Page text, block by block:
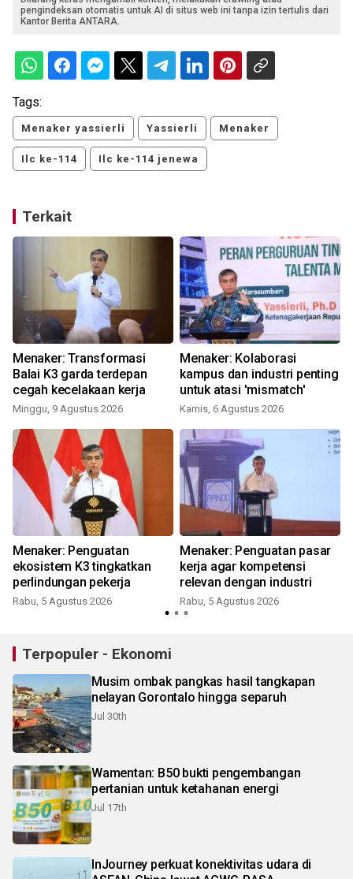
pengindeksan otomatis untuk AI di situs web ini tanpa izin tertulis dari
Kantor Berita ANTARA.
Tags:
Menaker yassierli Yassierli Menaker
Ilc ke-114 Ilc ke-114 jenewa
Terkait
Menaker: Transformasi
Balai K3 garda terdepan
cegah kecelakaan kerja
Minggu, 9 Agustus 2026
Menaker: Kolaborasi
kampus dan industri penting
untuk atasi 'mismatch'
Kamis, 6 Agustus 2026
Menaker: Penguatan
ekosistem K3 tingkatkan
perlindungan pekerja
Rabu, 5 Agustus 2026
Menaker: Penguatan pasar
kerja agar kompetensi
relevan dengan industri
Rabu, 5 Agustus 2026
Terpopuler - Ekonomi
Musim ombak pangkas hasil tangkapan
nelayan Gorontalo hingga separuh
Jul 30th
Wamentan: B50 bukti pengembangan
pertanian untuk ketahanan energi
Jul 17th
InJourney perkuat konektivitas udara di